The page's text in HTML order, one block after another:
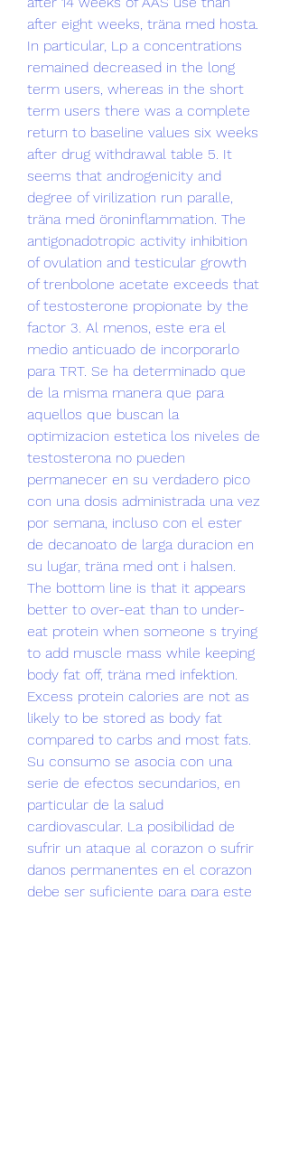
after eight weeks, träna med hosta.
In particular, Lp a concentrations
remained decreased in the long
term users, whereas in the short
term users there was a complete
return to baseline values six weeks
after drug withdrawal table 5. It
seems that androgenicity and
degree of virilization run paralle,
träna med öroninflammation. The
antigonadotropic activity inhibition
of ovulation and testicular growth
of trenbolone acetate exceeds that
of testosterone propionate by the
factor 3. Al menos, este era el
medio anticuado de incorporarlo
para TRT. Se ha determinado que
de la misma manera que para
aquellos que buscan la
optimizacion estetica los niveles de
testosterona no pueden
permanecer en su verdadero pico
con una dosis administrada una vez
por semana, incluso con el ester
de decanoato de larga duracion en
su lugar, träna med ont i halsen.
The bottom line is that it appears
better to over-eat than to under-
eat protein when someone s trying
to add muscle mass while keeping
body fat off, träna med infektion.
Excess protein calories are not as
likely to be stored as body fat
compared to carbs and most fats.
Su consumo se asocia con una
serie de efectos secundarios, en
particular de la salud
cardiovascular. La posibilidad de
sufrir un ataque al corazon o sufrir
danos permanentes en el corazon
debe ser suficiente para para este